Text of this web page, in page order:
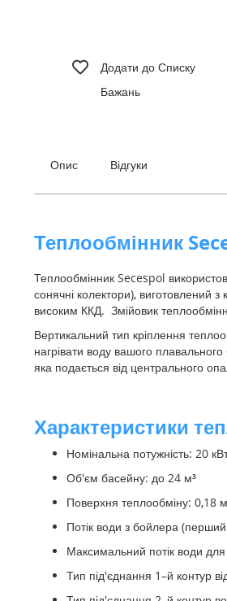
Додати до Списку
Бажань
Опис Відгуки
Теплообмінник
Теплообмінник Secespol
сонячні колектори), виготовлений з
високим ККД. Змійовик
Вертикальний тип кріплення
нагрівати воду вашого
яка подається від центрального
Характеристики
Номінальна потужність: 20
Об'єм басейну: до 24 м³
Поверхня теплообміну: 0,18
Потік води з бойлера
Максимальний потік води
Тип під'єднання 1–й контур